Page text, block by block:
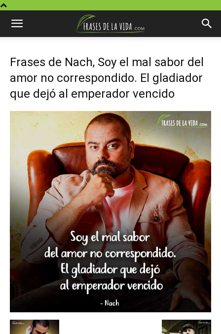
Frases de Nach, Soy el mal sabor del
amor no correspondido. El gladiador
que dejó al emperador vencido